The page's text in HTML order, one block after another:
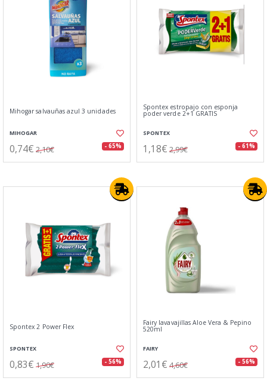
Mihogar salvauñas azul 3 unidades
MIHOGAR
0,74€ 2,10€ - 65%
Spontex estropajo con esponja
poder verde 2+1 GRATIS
SPONTEX
1,18€ 2,99€ - 61%
Spontex 2 Power Flex
SPONTEX
0,83€ 1,90€ - 56%
Fairy lavavajillas Aloe Vera & Pepino
520ml
FAIRY
2,01€ 4,60€ - 56%